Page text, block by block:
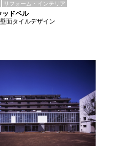
リフォーム・インテリア
ッドベル
面タイルデザイン